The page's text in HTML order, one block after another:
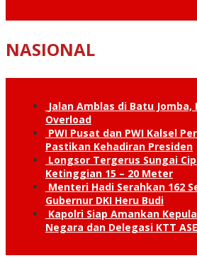
NASIONAL
Jalan Amblas di Batu Jomba,
Overload
PWI Pusat dan PWI Kalsel
Pastikan Kehadiran Presiden
Longsor Tergerus Sungai
Ketinggian 15 – 20 Meter
Menteri Hadi Serahkan 162
Gubernur DKI Heru Budi
Kapolri Siap Amankan
Negara dan Delegasi KTT